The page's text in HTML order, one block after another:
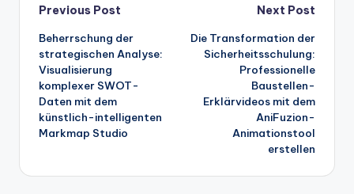
Post
navigation
Previous Post
Beherrschung der
strategischen Analyse:
Visualisierung
komplexer SWOT-
Daten mit dem
künstlich-intelligenten
Markmap Studio
Next Post
Die Transformation der
Sicherheitsschulung:
Professionelle
Baustellen-
Erklärvideos mit dem
AniFuzion-
Animationstool
erstellen